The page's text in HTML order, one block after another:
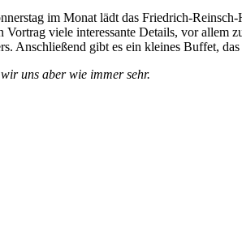
im Monat lädt das Friedrich-
viele interessante Details, vor allem
Anschließend gibt es ein kleines Buffet,
uns aber wie immer sehr.